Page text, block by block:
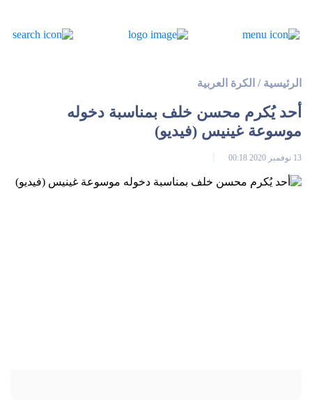
الرئيسية / الكرة العربية
أحد يُكرم محسن خلف بمناسبة دخوله
موسوعة غينيس (فيديو)
13 نوفمبر 2020 00:18